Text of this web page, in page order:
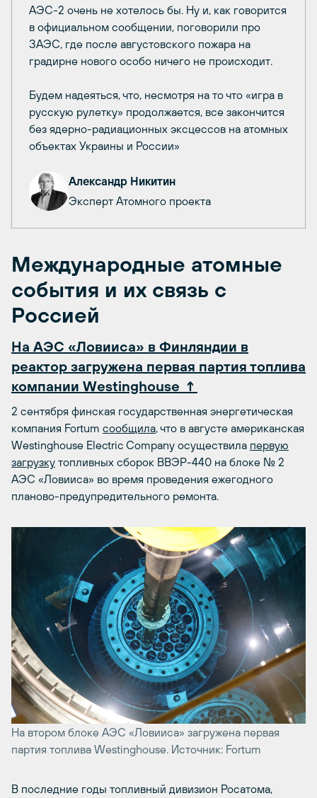
АЭС-2 очень не хотелось бы. Ну и, как говорится
в официальном сообщении, поговорили про
ЗАЭС, где после августовского пожара на
градирне нового особо ничего не происходит.
Будем надеяться, что, несмотря на то что «игра в
русскую рулетку» продолжается, все закончится
без ядерно-радиационных эксцессов на атомных
объектах Украины и России»
Александр Никитин
Эксперт Атомного проекта
Международные атомные
события и их связь с
Россией
На АЭС «Ловииса» в Финляндии в
реактор загружена первая партия топлива
компании Westinghouse ↑
2 сентября финская государственная энергетическая
компания Fortum сообщила, что в августе американская
Westinghouse Electric Company осуществила первую
загрузку топливных сборок ВВЭР-440 на блоке № 2
АЭС «Ловииса» во время проведения ежегодного
планово-предупредительного ремонта.
На втором блоке АЭС «Ловииса» загружена первая
партия топлива Westinghouse. Источник: Fortum
В последние годы топливный дивизион Росатома,